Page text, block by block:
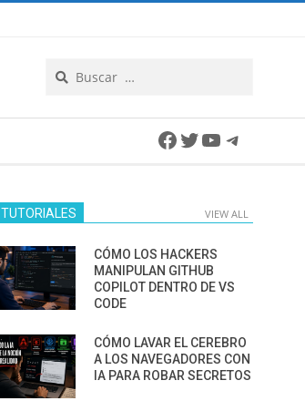
Facebook
Twitter
YouTube
TUTORIALES VIEW ALL
CÓMO LOS HACKERS
MANIPULAN GITHUB
COPILOT DENTRO DE VS
CODE
CÓMO LAVAR EL CEREBRO
A LOS NAVEGADORES CON
IA PARA ROBAR SECRETOS